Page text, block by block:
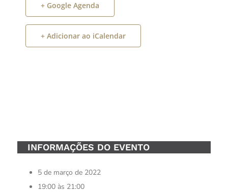
+ Google Agenda
+ Adicionar ao iCalendar
INFORMAÇÕES DO EVENTO
5 de março de 2022
19:00 às 21:00